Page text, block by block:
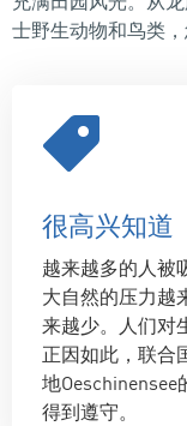
士野生动物和鸟类
很高兴知道
越来越多的人被
大自然的压力越
来越少。人们对
正因如此，联合
地
得到遵守。